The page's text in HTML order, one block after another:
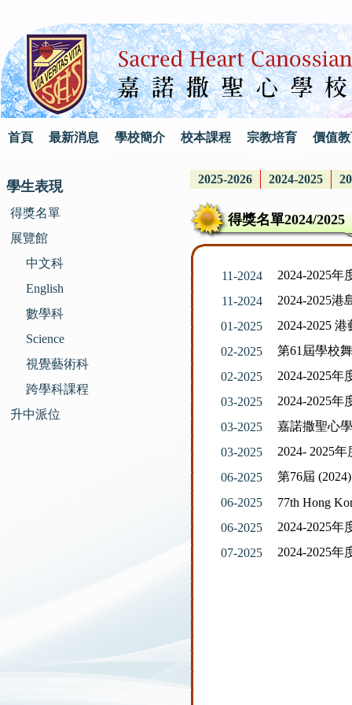
首頁 最新消息 學校簡介 校本課程 宗教培育 價值
學生表現
得獎名單
展覽館
中文科
English
數學科
Science
視覺藝術科
跨學科課程
升中派位
2025-2026 2024-2025
得獎名單2024/2025
11-2024
2024-2025
11-2024
2024-2025
01-2025
2024-2025
02-2025
第61屆學校
02-2025
2024-2025
03-2025
2024-2025
03-2025
嘉諾撒聖心
03-2025
2024- 2025
06-2025
第76屆
06-2025
77th Hong
06-2025
2024-2025
07-2025
2024-2025